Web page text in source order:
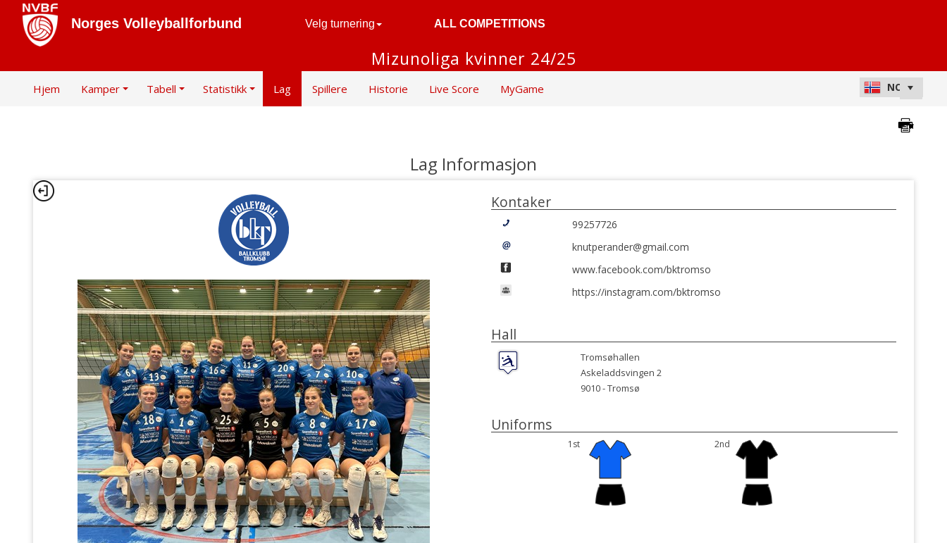
Norges Volleyballforbund Velg turnering ALL COMPETITIONS
Mizunoliga kvinner 24/25
Hjem Kamper Tabell Statistikk Lag Spillere Historie Live Score MyGame
Lag Informasjon
Kontaker
99257726
knutperander@gmail.com
www.facebook.com/bktromso
https://instagram.com/bktromso
Hall
Tromsøhallen
Askeladdsvingen 2
9010 -Tromsø
Uniforms
1st 2nd